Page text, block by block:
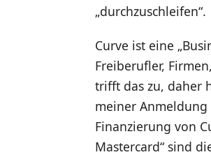
„durchzuschleifen“.
Curve ist eine
Freiberufler,
trifft das zu, daher
meiner
Finanzierung von
Mastercard“ sind